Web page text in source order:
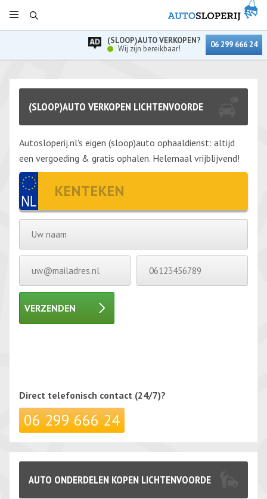
(SLOOP)AUTO VERKOPEN?
Wij zijn bereikbaar!
06 299 666 24
(SLOOP)AUTO VERKOPEN LICHTENVOORDE
Autosloperij.nl's eigen (sloop)auto ophaaldienst: altijd
een vergoeding & gratis ophalen. Helemaal vrijblijvend!
VERZENDEN
Direct telefonisch contact (24/7)?
06 299 666 24
AUTO ONDERDELEN KOPEN LICHTENVOORDE